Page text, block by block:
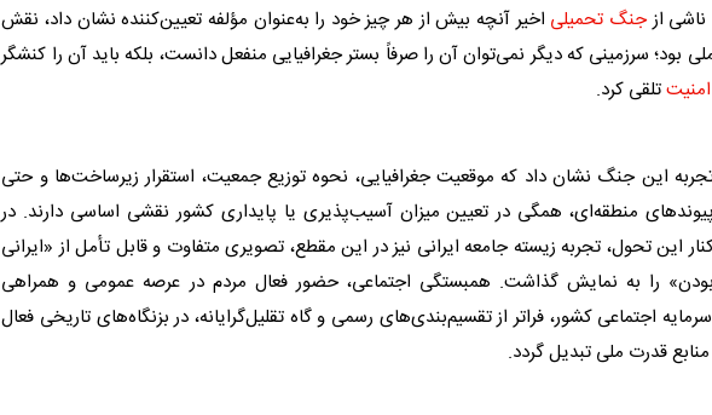
ازجنگ تحمیلی اخیر آنچه بیش از هر چیز خود را به‌عنوان مؤلفه تعیین‌کننده نشان داد، نقش
بود؛ سرزمینی که دیگر نمی‌توان آن را صرفاً بستر جغرافیایی منفعل دانست، بلکه باید آن را کنشگر
امنیتتلقی کرد.
این جنگ نشان داد که موقعیت جغرافیایی، نحوه توزیع جمعیت، استقرار زیرساخت‌ها و حتی
پیوندهای منطقه‌ای، همگی در تعیین میزان آسیب‌پذیری یا پایداری کشور نقشی اساسی دارند. در
این تحول، تجربه زیسته جامعه ایرانی نیز در این مقطع، تصویری متفاوت و قابل تأمل از «ایرانی
بودن» را به نمایش گذاشت. همبستگی اجتماعی، حضور فعال مردم در عرصه عمومی و همراهی
اجتماعی کشور، فراتر از تقسیم‌بندی‌های رسمی و گاه تقلیل‌گرایانه، در بزنگاه‌های تاریخی فعال
قدرت ملی تبدیل گردد.